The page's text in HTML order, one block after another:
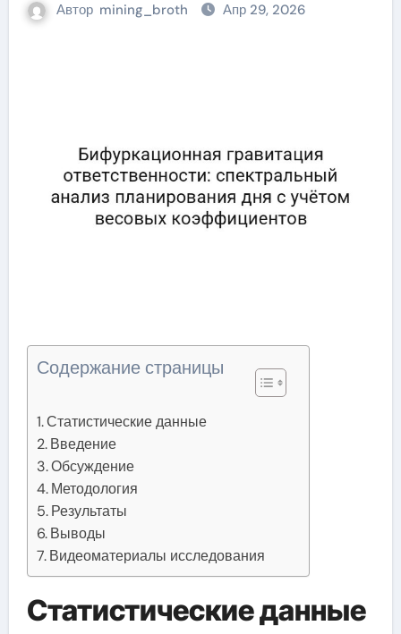
Автор mining_broth Апр 29, 2026
Содержание страницы
Статистические данные
Введение
Обсуждение
Методология
Результаты
Выводы
Видеоматериалы исследования
Статистические данные